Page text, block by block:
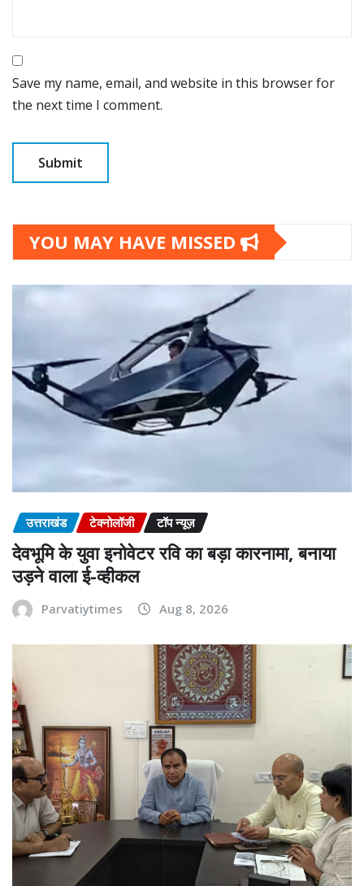
Save my name, email, and website in this browser for
the next time I comment.
YOU MAY HAVE MISSED
उत्तराखंड टेक्नोलॉजी टॉप न्यूज़
देवभूमि के युवा इनोवेटर रवि का बड़ा कारनामा, बनाया
उड़ने वाला ई-व्हीकल
Parvatiytimes Aug 8, 2026